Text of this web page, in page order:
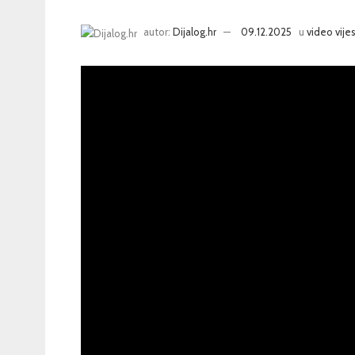
autor: Dijalog.hr 09.12.2025 u video